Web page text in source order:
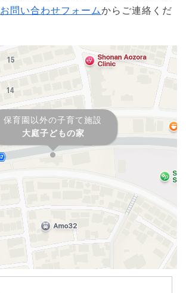
お問い合わせフォームからご連絡くだ
保育園以外の子育て施設
大庭子どもの家